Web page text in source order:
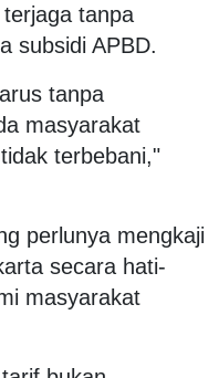
tanpa
subsidi APBD.
tanpa
masyarakat
terbebani,"
perlunya mengkaji
secara hati-
masyarakat